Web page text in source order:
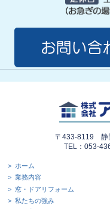
〒433-8119 静
TEL：053-
ホーム
業務内容
窓・ドアリフォーム
私たちの強み